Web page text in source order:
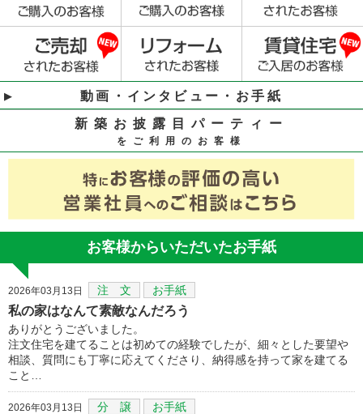
動画・インタビュー・お手紙
新築お披露目パーティー
をご利用のお客様
お客様からいただいたお手紙
2026年03月13日 注 文 お手紙
私の家はなんて素敵なんだろう
ありがとうございました。
注文住宅を建てることは初めての経験でしたが、細々とした要望や
相談、質問にも丁寧に応えてくださり、納得感を持って家を建てる
こと…
2026年03月13日 分 譲 お手紙